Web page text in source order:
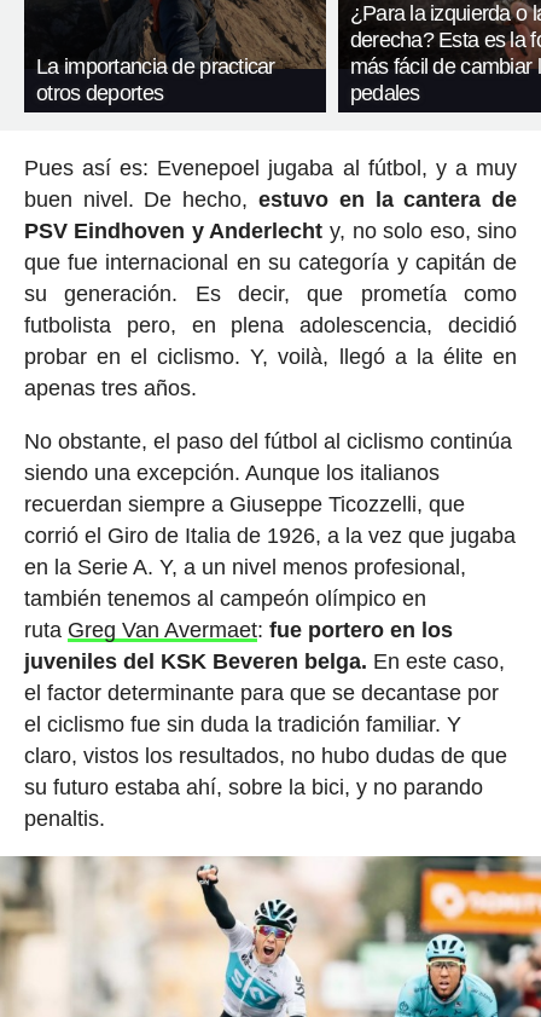
La importancia de practicar
otros deportes
¿Para la izquierda o
derecha? Esta es la
más fácil de cambiar
pedales
Pues así es: Evenepoel jugaba al fútbol, y a muy
buen nivel. De hecho, estuvo en la cantera de
PSV Eindhoven y Anderlecht y, no solo eso, sino
que fue internacional en su categoría y capitán de
su generación. Es decir, que prometía como
futbolista pero, en plena adolescencia, decidió
probar en el ciclismo. Y, voilà, llegó a la élite en
apenas tres años.
No obstante, el paso del fútbol al ciclismo continúa
siendo una excepción. Aunque los italianos
recuerdan siempre a Giuseppe Ticozzelli, que
corrió el Giro de Italia de 1926, a la vez que jugaba
en la Serie A. Y, a un nivel menos profesional,
también tenemos al campeón olímpico en
ruta Greg Van Avermaet: fue portero en los
juveniles del KSK Beveren belga. En este caso,
el factor determinante para que se decantase por
el ciclismo fue sin duda la tradición familiar. Y
claro, vistos los resultados, no hubo dudas de que
su futuro estaba ahí, sobre la bici, y no parando
penaltis.